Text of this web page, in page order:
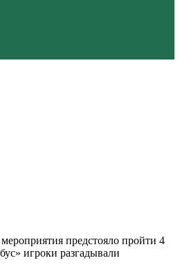
предстояло пройти 4
игроки разгадывали